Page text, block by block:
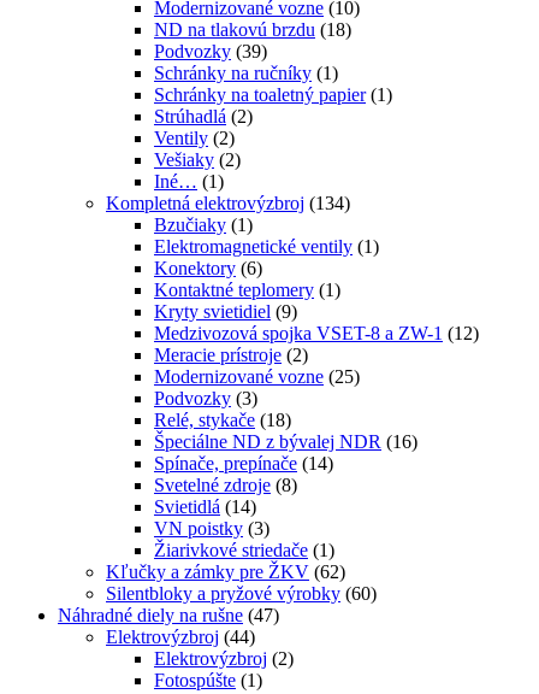
Modernizované vozne (10)
ND na tlakovú brzdu (18)
Podvozky (39)
Schránky na ručníky (1)
Schránky na toaletný papier (1)
Strúhadlá (2)
Ventily (2)
Vešiaky (2)
Iné… (1)
Kompletná elektrovýzbroj (134)
Bzučiaky (1)
Elektromagnetické ventily (1)
Konektory (6)
Kontaktné teplomery (1)
Kryty svietidiel (9)
Medzivozová spojka VSET-8 a ZW-1 (12)
Meracie prístroje (2)
Modernizované vozne (25)
Podvozky (3)
Relé, stykače (18)
Špeciálne ND z bývalej NDR (16)
Spínače, prepínače (14)
Svetelné zdroje (8)
Svietidlá (14)
VN poistky (3)
Žiarivkové striedače (1)
Kľučky a zámky pre ŽKV (62)
Silentbloky a pryžové výrobky (60)
Náhradné diely na rušne (47)
Elektrovýzbroj (44)
Elektrovýzbroj (2)
Fotospúšte (1)